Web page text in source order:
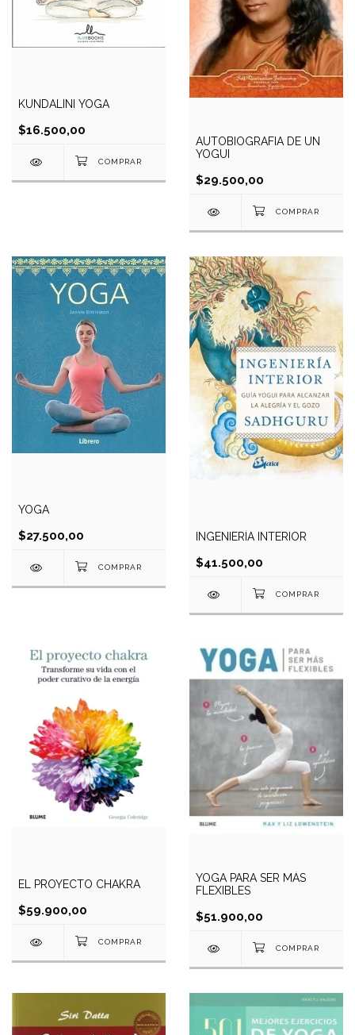
KUNDALINI YOGA
$16.500,00
AUTOBIOGRAFIA DE UN
YOGUI
$29.500,00
YOGA
$27.500,00 INGENIERÍA INTERIOR
$41.500,00
EL PROYECTO CHAKRA
$59.900,00
YOGA PARA SER MÁS
FLEXIBLES
$51.900,00